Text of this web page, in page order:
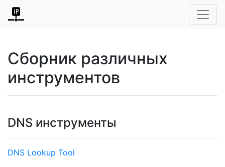
Сборник различных
инструментов
DNS инструменты
DNS Lookup Tool